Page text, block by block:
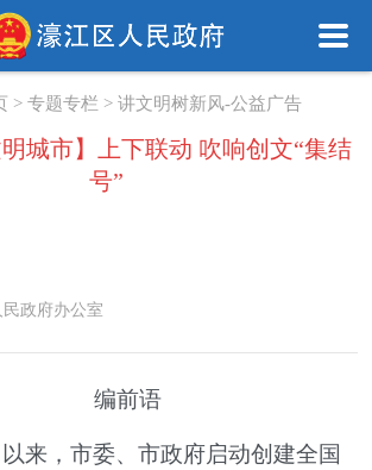
> 专题专栏 > 讲文明树新风-公益广告
明城市】上下联动 吹响创文“集结
号”
政府办公室
编前语
来，市委、市政府启动创建全国